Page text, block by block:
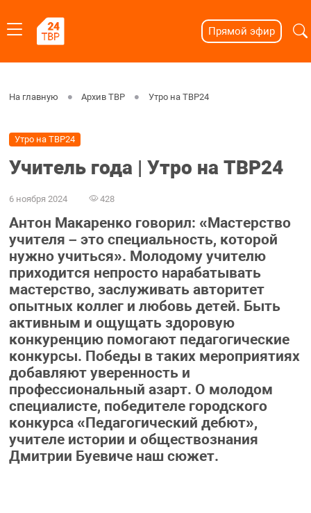
Прямой эфир
На главную Архив ТВР Утро на ТВР24
Утро на ТВР24
Учитель года | Утро на ТВР24
6 ноября 2024 428
Антон Макаренко говорил: «Мастерство
учителя – это специальность, которой
нужно учиться». Молодому учителю
приходится непросто нарабатывать
мастерство, заслуживать авторитет
опытных коллег и любовь детей. Быть
активным и ощущать здоровую
конкуренцию помогают педагогические
конкурсы. Победы в таких мероприятиях
добавляют уверенность и
профессиональный азарт. О молодом
специалисте, победителе городского
конкурса «Педагогический дебют»,
учителе истории и обществознания
Дмитрии Буевиче наш сюжет.